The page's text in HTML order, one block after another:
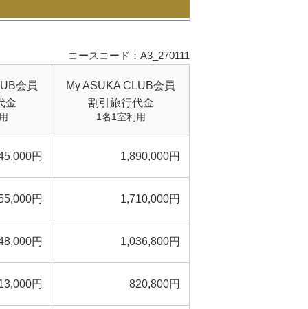
コースコード：A3_270111
会員
金
My ASUKA CLUB会員
割引旅行代金
1名1室利用
円 1,890,000円
円 1,710,000円
円 1,036,800円
円 820,800円